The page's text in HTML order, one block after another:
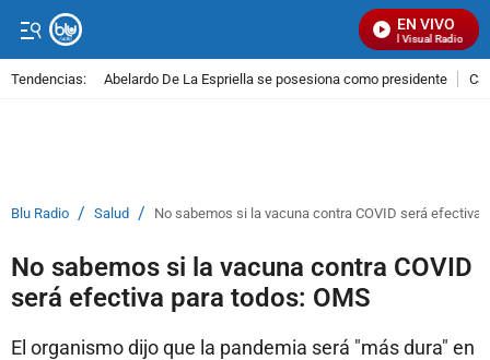
EN VIVO
Señal Visual Radio
Tendencias: Abelardo De La Espriella se posesiona como presidente
Blu Radio / Salud / No sabemos si la vacuna contra COVID será efectiva
No sabemos si la vacuna contra COVID
será efectiva para todos: OMS
El organismo dijo que la pandemia será "más dura" en